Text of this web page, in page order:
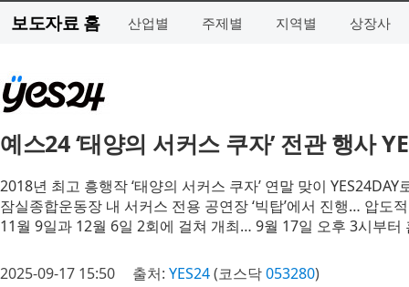
보도자료 홈 산업별 주제별 지역별 상장사
예스24 ‘태양의 서커스 쿠자’ 전관 행사
2018년 최고 흥행작 ‘태양의 서커스 쿠자’ 연말 맞이 YES24DAY
잠실종합운동장 내 서커스 전용 공연장 ‘빅탑’에서 진행… 압도
11월 9일과 12월 6일 2회에 걸쳐 개최… 9월 17일 오후 3시부터
2025-09-17 15:50 출처: YES24(코스닥053280)